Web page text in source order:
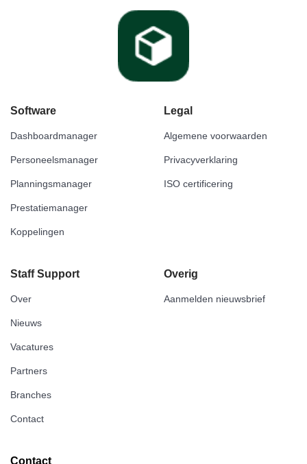
Software
Dashboardmanager
Personeelsmanager
Planningsmanager
Prestatiemanager
Koppelingen
Legal
Algemene voorwaarden
Privacyverklaring
ISO certificering
Staff Support
Over
Nieuws
Vacatures
Partners
Branches
Contact
Overig
Aanmelden nieuwsbrief
Contact